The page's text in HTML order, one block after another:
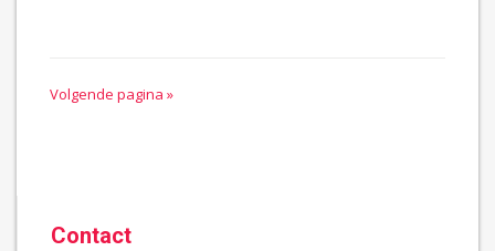
Volgende pagina »
Contact